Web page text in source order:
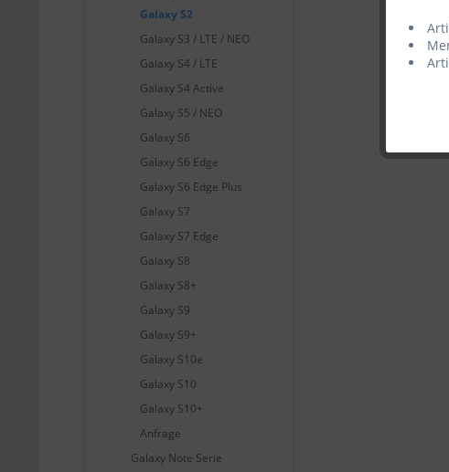
Galaxy S2
Galaxy S3 / LTE / NEO
Galaxy S4 / LTE
Galaxy S4 Active
Galaxy S5 / NEO
Galaxy S6
Galaxy S6 Edge
Galaxy S6 Edge Plus
Galaxy S7
Galaxy S7 Edge
Galaxy S8
Galaxy S8+
Galaxy S9
Galaxy S9+
Galaxy S10e
Galaxy S10
Galaxy S10+
Anfrage
Galaxy Note Serie